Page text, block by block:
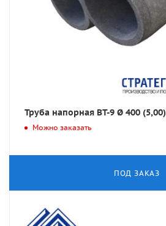
Труба напорная ВТ-9 Ø 400 (5,00)
Можно заказать
ПОД ЗАКАЗ